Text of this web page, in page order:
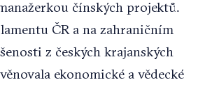
čínských projektů.
ČR a na zahraničním
z českých krajanských
ekonomické a vědecké